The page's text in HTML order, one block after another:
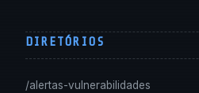
DIRETÓRIOS
/alertas-vulnerabilidades